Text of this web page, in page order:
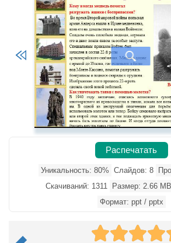
Распечатать
Уникальность: 80% Слайдов: 8
Скачиваний: 1311
Размер: 2.66 MB
Формат: ppt / pptx